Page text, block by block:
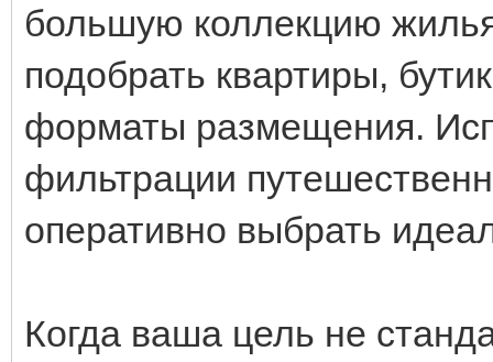
большую коллекцию
подобрать квартиры,
форматы размещения.
фильтрации
оперативно выбрать
Когда ваша цель не